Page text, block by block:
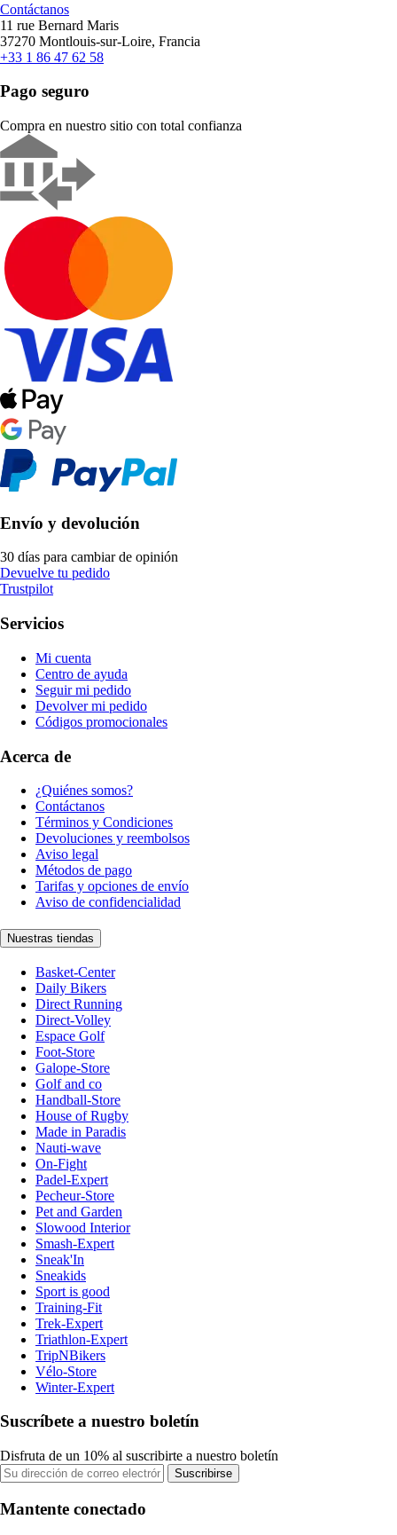
Contáctanos
11 rue Bernard Maris
37270 Montlouis-sur-Loire, Francia
+33 1 86 47 62 58
Pago seguro
Compra en nuestro sitio con total confianza
Envío y devolución
30 días para cambiar de opinión
Devuelve tu pedido
Trustpilot
Servicios
Mi cuenta
Centro de ayuda
Seguir mi pedido
Devolver mi pedido
Códigos promocionales
Acerca de
¿Quiénes somos?
Contáctanos
Términos y Condiciones
Devoluciones y reembolsos
Aviso legal
Métodos de pago
Tarifas y opciones de envío
Aviso de confidencialidad
Nuestras tiendas
Basket-Center
Daily Bikers
Direct Running
Direct-Volley
Espace Golf
Foot-Store
Galope-Store
Golf and co
Handball-Store
House of Rugby
Made in Paradis
Nauti-wave
On-Fight
Padel-Expert
Pecheur-Store
Pet and Garden
Slowood Interior
Smash-Expert
Sneak'In
Sneakids
Sport is good
Training-Fit
Trek-Expert
Triathlon-Expert
TripNBikers
Vélo-Store
Winter-Expert
Suscríbete a nuestro boletín
Disfruta de un 10% al suscribirte a nuestro boletín
Suscribirse
Mantente conectado